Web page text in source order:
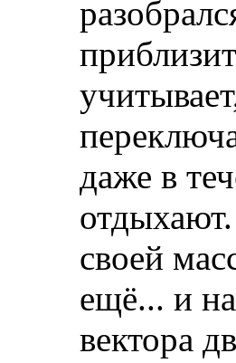
даже в
своей
ещё... и
вектора